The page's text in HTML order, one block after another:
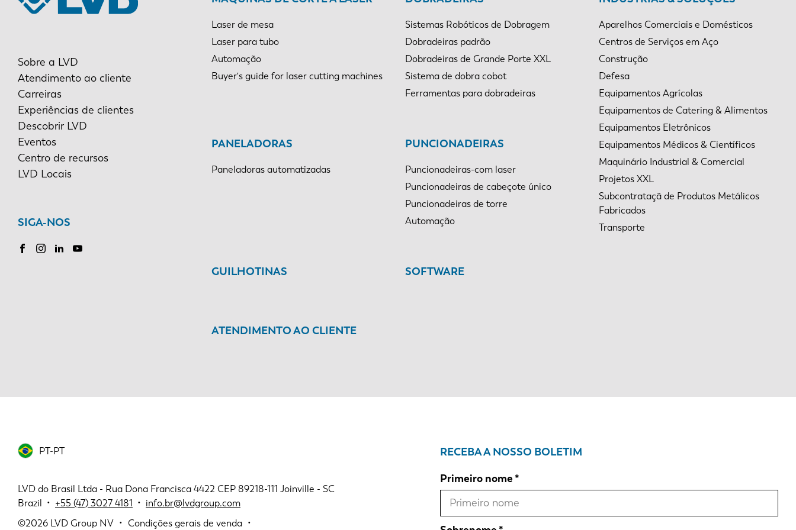
Sobre a LVD
Atendimento ao cliente
Carreiras
Experiências de clientes
Descobrir LVD
Eventos
Centro de recursos
LVD Locais
SIGA-NOS
Laser de mesa
Laser para tubo
Automação
Buyer's guide for laser cutting machines
Sistemas Robóticos de Dobragem
Dobradeiras padrão
Dobradeiras de Grande Porte XXL
Sistema de dobra cobot
Ferramentas para dobradeiras
PANELADORAS
Paneladoras automatizadas
PUNCIONADEIRAS
Puncionadeiras-com laser
Puncionadeiras de cabeçote único
Puncionadeiras de torre
Automação
GUILHOTINAS SOFTWARE
ATENDIMENTO AO CLIENTE
Aparelhos Comerciais e Domésticos
Centros de Serviços em Aço
Construção
Defesa
Equipamentos Agrícolas
Equipamentos de Catering & Alimentos
Equipamentos Eletrônicos
Equipamentos Médicos & Científicos
Maquinário Industrial & Comercial
Projetos XXL
Subcontrataçã de Produtos Metálicos
Fabricados
Transporte
PT-PT
LVD do Brasil Ltda - Rua Dona Francisca 4422 CEP 89218-111 Joinville - SC
Brazil • +55 (47) 3027 4181 • info.br@lvdgroup.com
©2026 LVD Group NV Condições gerais de venda
RECEBA A NOSSO BOLETIM
Primeiro nome